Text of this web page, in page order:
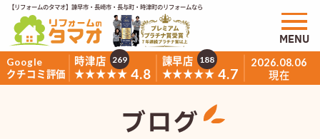
【リフォームのタマオ】諫早市・長崎市・長与町・時津町のリフォームなら
Google
クチコミ評価
時津店
★★★★★ 4.8
269
諫早店
★★★★★ 4.7
188 2026.08.06
現在
MENU
ブログ